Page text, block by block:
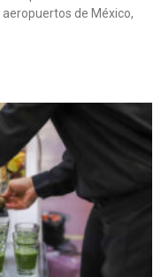
de México,